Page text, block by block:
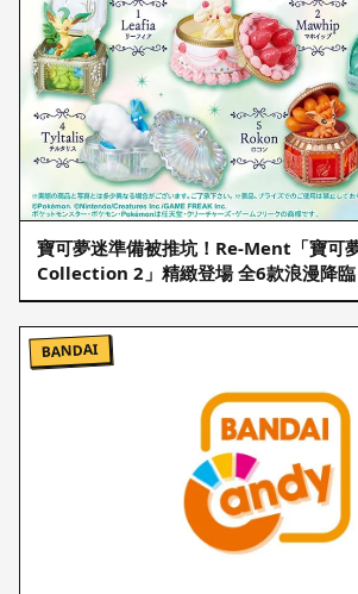
寶可夢迷準備被推坑！Re-Ment「寶可
Collection 2」精緻登場 全6款浪漫降臨
BANDAI